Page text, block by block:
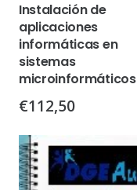
Instalación de
aplicaciones
informáticas en
sistemas
microinformáticos
€112,50